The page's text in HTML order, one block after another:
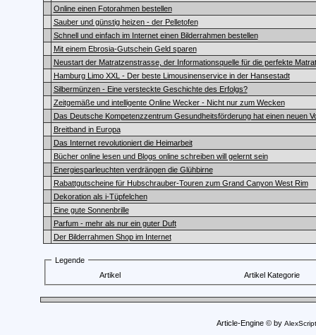
Online einen Fotorahmen bestellen
Sauber und günstig heizen - der Pelletofen
Schnell und einfach im Internet einen Bilderrahmen bestellen
Mit einem Ebrosia-Gutschein Geld sparen
Neustart der Matratzenstrasse, der Informationsquelle für die perfekte
Hamburg Limo XXL - Der beste Limousinenservice in der Hansestadt
Silbermünzen - Eine versteckte Geschichte des Erfolgs?
Zeitgemäße und intelligente Online Wecker - Nicht nur zum Wecken
Das Deutsche Kompetenzzentrum Gesundheitsförderung hat einen neuen
Breitband in Europa
Das Internet revolutioniert die Heimarbeit
Bücher online lesen und Blogs online schreiben will gelernt sein
Energiesparleuchten verdrängen die Glühbirne
Rabattgutscheine für Hubschrauber-Touren zum Grand Canyon West Rim
Dekoration als i-Tüpfelchen
Eine gute Sonnenbrille
Parfum - mehr als nur ein guter Duft
Der Bilderrahmen Shop im Internet
Legende
Artikel
Artikel Kategorie
Article-Engine © by